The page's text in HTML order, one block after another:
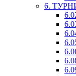
6.